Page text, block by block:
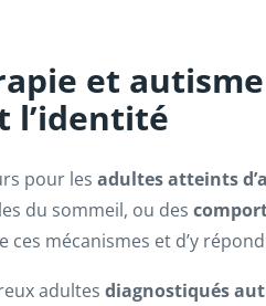
et
l’identité
pour les adultes atteints
du sommeil, ou des
mécanismes et d’y
adultes diagnostiqués